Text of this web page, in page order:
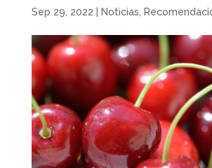
Sep 29, 2022 Noticias